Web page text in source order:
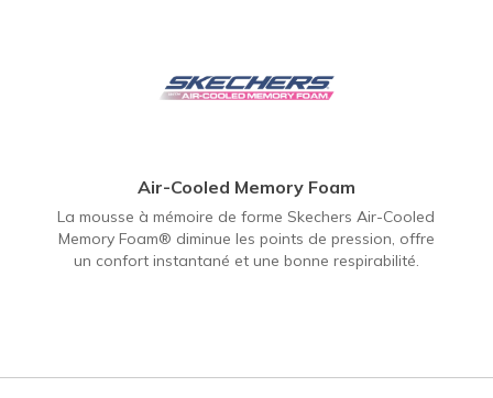
Air-Cooled Memory Foam
La mousse à mémoire de forme Skechers Air-Cooled
Memory Foam® diminue les points de pression, offre
un confort instantané et une bonne respirabilité.